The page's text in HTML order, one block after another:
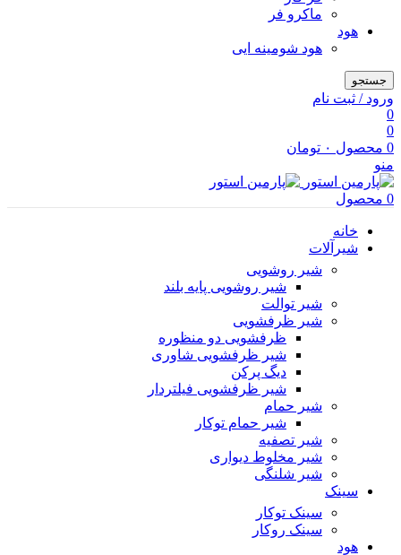
ماكرو فر
هود
هود شومینه ایی
جستجو
ورود / ثبت نام
0
0
0 محصول ۰ تومان
منو
0 محصول
خانه
شیرآلات
شیر روشویی
شیر روشویی پایه بلند
شیر توالت
شیر ظرفشویی
ظرفشویی دو منظوره
شیر ظرفشویی شاوری
دیگ پرکن
شیر ظرفشویی فیلتردار
شیر حمام
شیر حمام توکار
شیر تصفیه
شیر مخلوط دیواری
شیر شلنگی
سینک
سینک توکار
سینک روکار
هود